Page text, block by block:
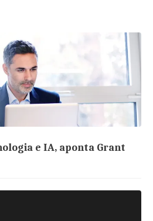
e IA, aponta Grant